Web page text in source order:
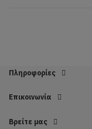
Πληροφορίες
Επικοινωνία
Βρείτε μας